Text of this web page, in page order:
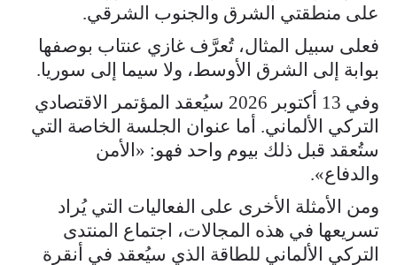
على منطقتي الشرق والجنوب الشرقي.
فعلى سبيل المثال، تُعرَّف غازي عنتاب بوصفها
بوابة إلى الشرق الأوسط، ولا سيما إلى سوريا.
وفي 13 أكتوبر 2026 سيُعقد المؤتمر الاقتصادي
التركي الألماني. أما عنوان الجلسة الخاصة التي
ستُعقد قبل ذلك بيوم واحد فهو: «الأمن
والدفاع».
ومن الأمثلة الأخرى على الفعاليات التي يُراد
تسريعها في هذه المجالات، اجتماع المنتدى
التركي الألماني للطاقة الذي سيُعقد في أنقرة